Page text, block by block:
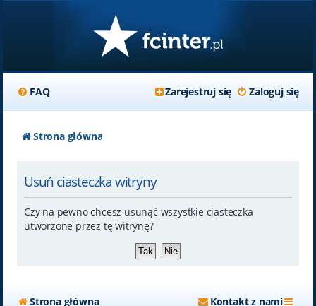
FAQ Zaloguj się
Zarejestruj się
Strona główna
Usuń ciasteczka witryny
Czy na pewno chcesz usunąć wszystkie ciasteczka
utworzone przez tę witrynę?
Strona główna Kontakt z nami